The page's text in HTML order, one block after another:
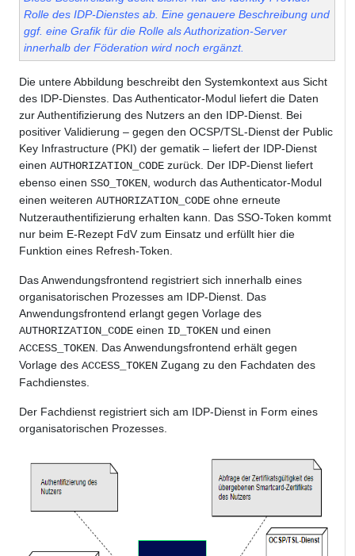
Rolle des IDP-Dienstes ab. Eine genauere Beschreibung und
ggf. eine Grafik für die Rolle als Authorization-Server
innerhalb der Föderation wird noch ergänzt.
Die untere Abbildung beschreibt den Systemkontext aus Sicht
des IDP-Dienstes. Das Authenticator-Modul liefert die Daten
zur Authentifizierung des Nutzers an den IDP-Dienst. Bei
positiver Validierung – gegen den OCSP/TSL-Dienst der Public
Key Infrastructure (PKI) der gematik – liefert der IDP-Dienst
einen AUTHORIZATION_CODE zurück. Der IDP-Dienst liefert
ebenso einen SSO_TOKEN , wodurch das Authenticator-Modul
einen weiteren AUTHORIZATION_CODE ohne erneute
Nutzerauthentifizierung erhalten kann. Das SSO-Token kommt
nur beim E-Rezept FdV zum Einsatz und erfüllt hier die
Funktion eines Refresh-Token.
Das Anwendungsfrontend registriert sich innerhalb eines
organisatorischen Prozesses am IDP-Dienst. Das
Anwendungsfrontend erlangt gegen Vorlage des
AUTHORIZATION_CODE einen ID_TOKEN und einen
ACCESS_TOKEN . Das Anwendungsfrontend erhält gegen
Vorlage des ACCESS_TOKEN Zugang zu den Fachdaten des
Fachdienstes.
Der Fachdienst registriert sich am IDP-Dienst in Form eines
organisatorischen Prozesses.